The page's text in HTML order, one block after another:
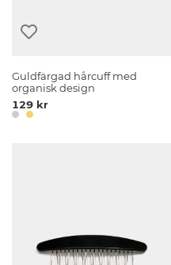
Guldfärgad hårcuff med
organisk design
129 kr